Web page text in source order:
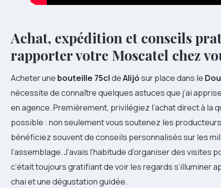
Achat, expédition et conseils
rapporter votre Moscatel chez
Acheter une bouteille 75cldeAlijósur place dans le
nécessite de connaître quelques astuces que j’ai
en agence. Premièrement, privilégiez l’achat direct à la
possible : non seulement vous soutenez les
bénéficiez souvent de conseils personnalisés sur les
l’assemblage. J’avais l’habitude d’organiser des visites
c’était toujours gratifiant de voir les regards s’illuminer
chai et une dégustation guidée.